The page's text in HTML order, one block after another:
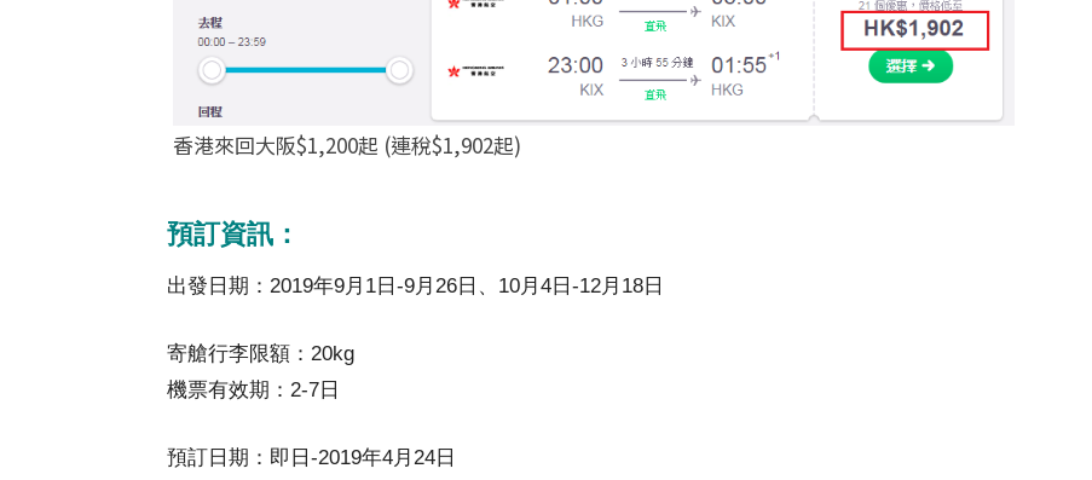
香港來回大阪$1,200起 (連稅$1,902起)
預訂資訊：
出發日期：2019年9月1日-9月26日、10月4日-12月18日
寄艙行李限額：20kg
機票有效期：2-7日
預訂日期：即日-2019年4月24日